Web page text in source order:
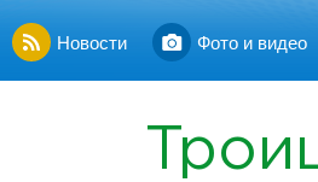
Новости Фото и видео